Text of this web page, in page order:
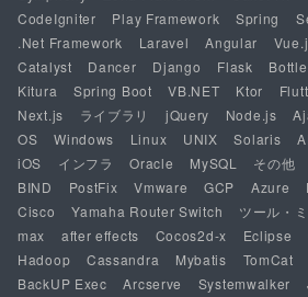
CodeIgniter
Play Framework Spring
.Net Framework
Laravel Angular
Catalyst
Dancer Django Flask Bottle
Kitura
Spring Boot VB.NET Ktor
Next.js
ライブラリ jQuery Node.js
OS
Windows Linux UNIX Solaris
iOS
インフラ Oracle MySQL その他
BIND
PostFix Vmware GCP Azure
Cisco
Yamaha Router Switch ツール・
max
after effects Cocos2d-x Eclipse
Hadoop
Cassandra Mybatis TomCat
BackUP Exec
Arcserve Systemwalker